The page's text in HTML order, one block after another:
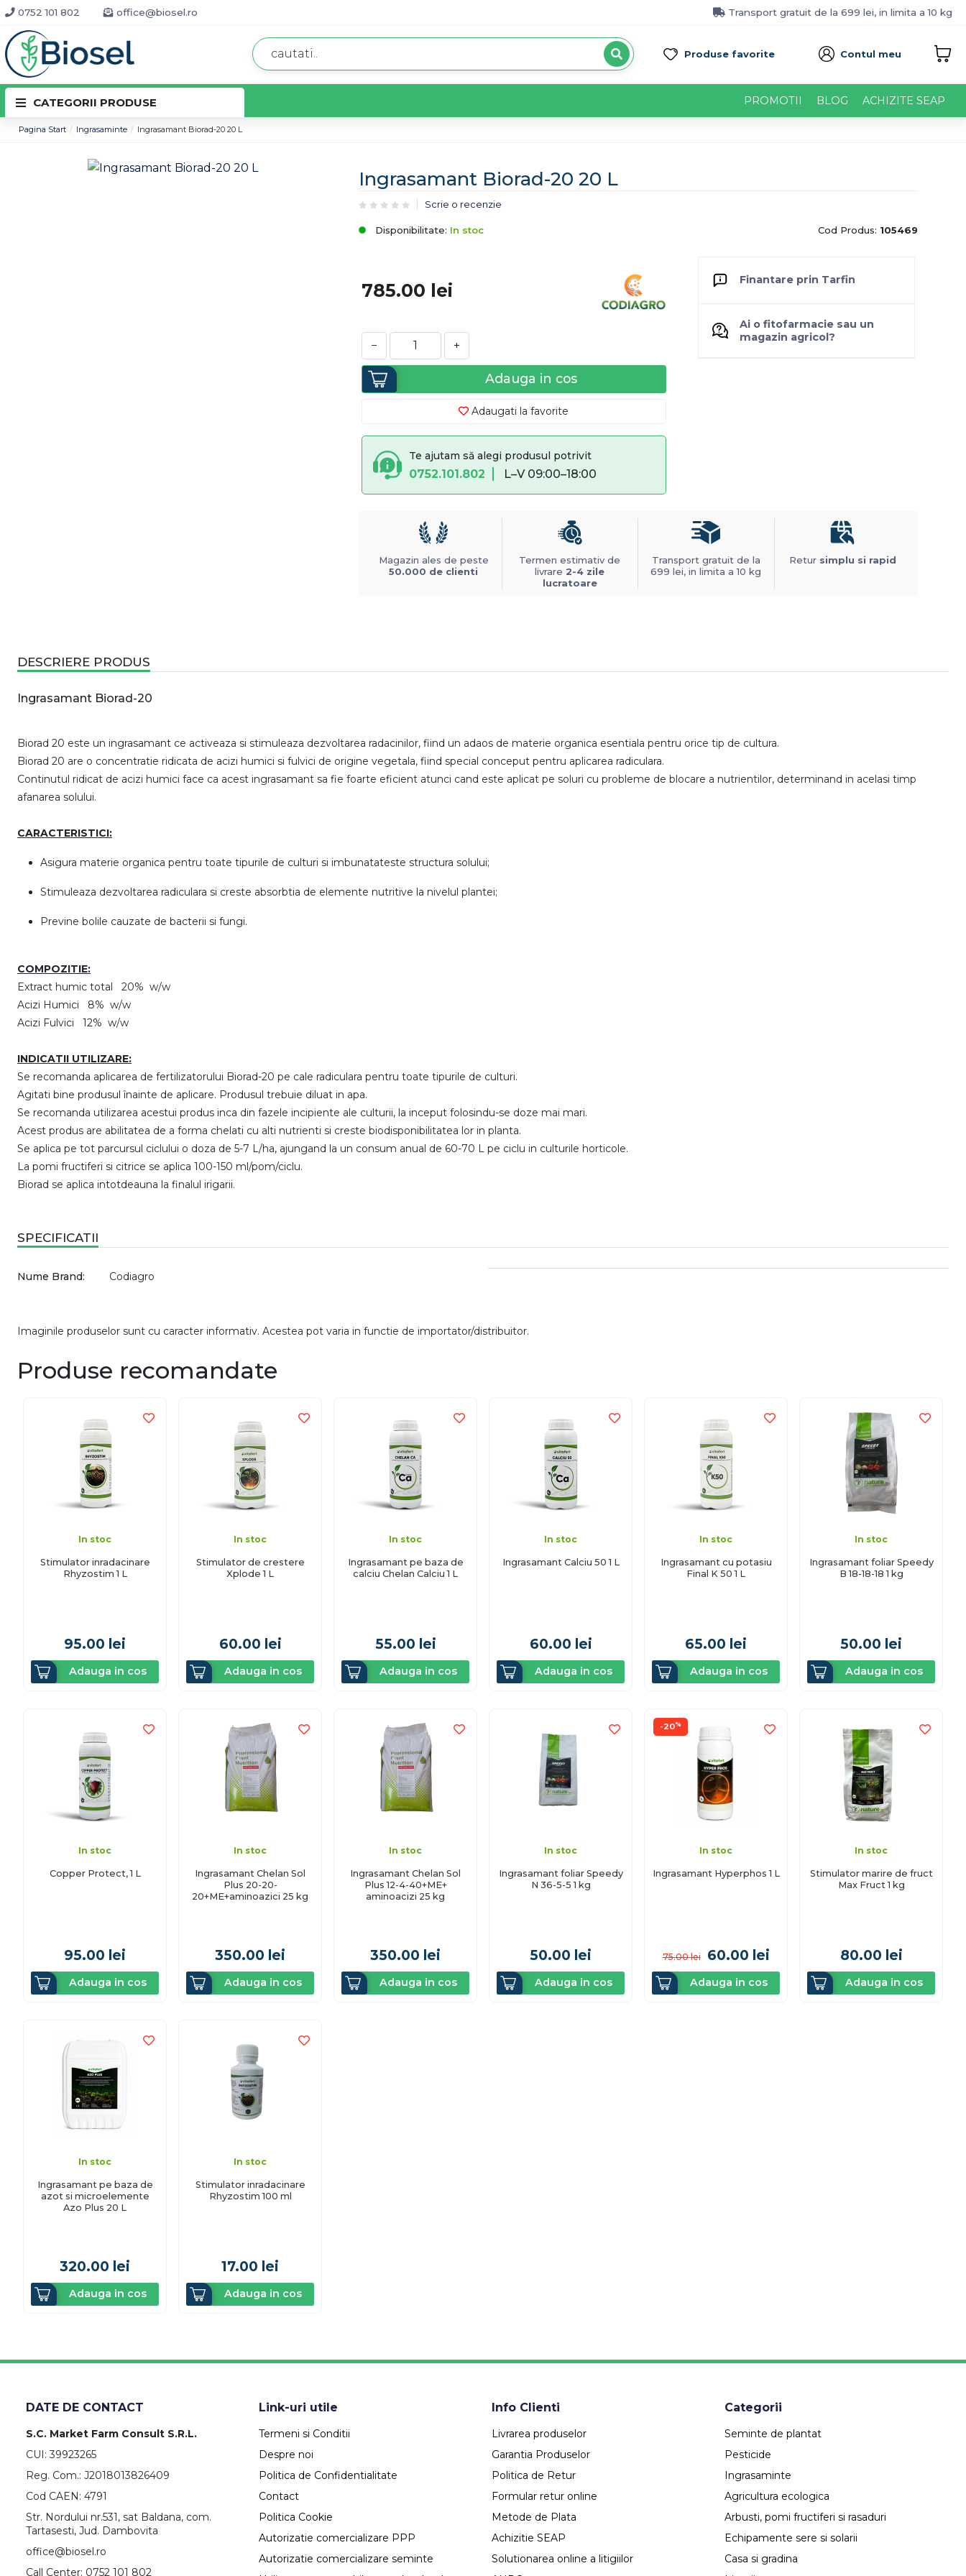
0752 101 802 office@biosel.ro Transport gratuit de la 699 lei, in limita a 10 kg
Produse favorite Contul meu
CATEGORII PRODUSE PROMOTII BLOG ACHIZITE SEAP
Pagina Start Ingrasaminte Ingrasamant Biorad-20 20 L
Ingrasamant Biorad-20 20 L
Scrie o recenzie
Disponibilitate: In stoc Cod Produs: 105469
785.00 lei
− +
Adauga in cos
Adaugati la favorite
Te ajutam să alegi produsul potrivit
0752.101.802 L–V 09:00–18:00
Finantare prin Tarfin
Ai o fitofarmacie sau un
magazin agricol?
Magazin ales de peste
50.000 de clienti
Termen estimativ de
livrare 2-4 zile
lucratoare
Transport gratuit de la
699 lei, in limita a 10 kg
Retur simplu si rapid
DESCRIERE PRODUS
Ingrasamant Biorad-20
Biorad 20 este un ingrasamant ce activeaza si stimuleaza dezvoltarea radacinilor, fiind un adaos de materie organica esentiala pentru orice tip de cultura.
Biorad 20 are o concentratie ridicata de acizi humici si fulvici de origine vegetala, fiind special conceput pentru aplicarea radiculara.
Continutul ridicat de acizi humici face ca acest ingrasamant sa fie foarte eficient atunci cand este aplicat pe soluri cu probleme de blocare a nutrientilor, determinand in acelasi timp
afanarea solului.
CARACTERISTICI:
Asigura materie organica pentru toate tipurile de culturi si imbunatateste structura solului;
Stimuleaza dezvoltarea radiculara si creste absorbtia de elemente nutritive la nivelul plantei;
Previne bolile cauzate de bacterii si fungi.
COMPOZITIE:
Extract humic total 20% w/w
Acizi Humici 8% w/w
Acizi Fulvici 12% w/w
INDICATII UTILIZARE:
Se recomanda aplicarea de fertilizatorului Biorad-20 pe cale radiculara pentru toate tipurile de culturi.
Agitati bine produsul înainte de aplicare. Produsul trebuie diluat in apa.
Se recomanda utilizarea acestui produs inca din fazele incipiente ale culturii, la inceput folosindu-se doze mai mari.
Acest produs are abilitatea de a forma chelati cu alti nutrienti si creste biodisponibilitatea lor in planta.
Se aplica pe tot parcursul ciclului o doza de 5-7 L/ha, ajungand la un consum anual de 60-70 L pe ciclu in culturile horticole.
La pomi fructiferi si citrice se aplica 100-150 ml/pom/ciclu.
Biorad se aplica intotdeauna la finalul irigarii.
SPECIFICATII
Nume Brand: Codiagro
Imaginile produselor sunt cu caracter informativ. Acestea pot varia in functie de importator/distribuitor.
Produse recomandate
In stoc
Stimulator inradacinare
Rhyzostim 1 L
95.00 lei
Adauga in cos
In stoc
Stimulator de crestere
Xplode 1 L
60.00 lei
Adauga in cos
In stoc
Ingrasamant pe baza de
calciu Chelan Calciu 1 L
55.00 lei
Adauga in cos
In stoc
Ingrasamant Calciu 50 1 L
60.00 lei
Adauga in cos
In stoc
Ingrasamant cu potasiu
Final K 50 1 L
65.00 lei
Adauga in cos
In stoc
Ingrasamant foliar Speedy
B 18-18-18 1 kg
50.00 lei
Adauga in cos
In stoc
Copper Protect, 1 L
95.00 lei
Adauga in cos
In stoc
Ingrasamant Chelan Sol
Plus 20-20-
20+ME+aminoazici 25 kg
350.00 lei
Adauga in cos
In stoc
Ingrasamant Chelan Sol
Plus 12-4-40+ME+
aminoacizi 25 kg
350.00 lei
Adauga in cos
In stoc
Ingrasamant foliar Speedy
N 36-5-5 1 kg
50.00 lei
Adauga in cos
-20%
In stoc
Ingrasamant Hyperphos 1 L
75.00 lei 60.00 lei
Adauga in cos
In stoc
Stimulator marire de fruct
Max Fruct 1 kg
80.00 lei
Adauga in cos
In stoc
Ingrasamant pe baza de
azot si microelemente
Azo Plus 20 L
320.00 lei
Adauga in cos
In stoc
Stimulator inradacinare
Rhyzostim 100 ml
17.00 lei
Adauga in cos
DATE DE CONTACT
S.C. Market Farm Consult S.R.L.
CUI: 39923265
Reg. Com.: J2018013826409
Cod CAEN: 4791
Str. Nordului nr.531, sat Baldana, com.
Tartasesti, Jud. Dambovita
office@biosel.ro
Call Center: 0752 101 802
Link-uri utile
Termeni si Conditii
Despre noi
Politica de Confidentialitate
Contact
Politica Cookie
Autorizatie comercializare PPP
Autorizatie comercializare seminte
Info Clienti
Livrarea produselor
Garantia Produselor
Politica de Retur
Formular retur online
Metode de Plata
Achizitie SEAP
Solutionarea online a litigiilor
Categorii
Seminte de plantat
Pesticide
Ingrasaminte
Agricultura ecologica
Arbusti, pomi fructiferi si rasaduri
Echipamente sere si solarii
Casa si gradina